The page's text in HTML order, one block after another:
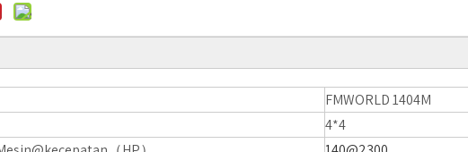
FMWORLD 1404M
4*4